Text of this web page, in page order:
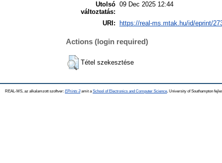
Utolsó
változtatás:
09 Dec 2025 12:44
URI: https://real-ms.mtak.hu/id/eprint/
Actions (login required)
Tétel szekesztése
REAL-MS, az alkalamzott szoftver: EPrints 3amit a School of Electronics and Computer Science , University of Southampton